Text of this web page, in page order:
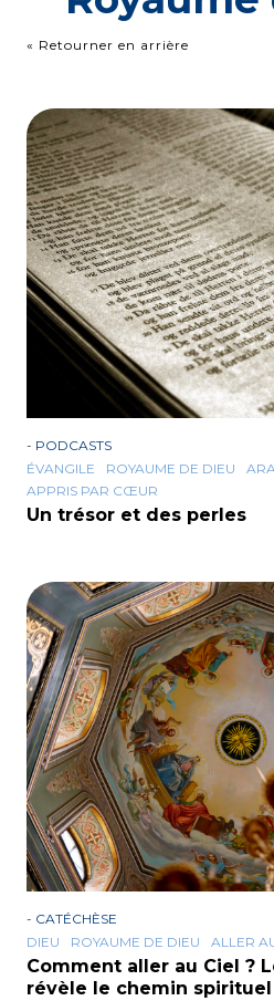
« Retourner en arrière
- PODCASTS
ÉVANGILE
ROYAUME DE DIEU
APPRIS PAR CŒUR
Un trésor et des perles
- CATÉCHÈSE
DIEU
ROYAUME DE DIEU ALLER
Comment aller au Ciel ?
révèle le chemin spirituel